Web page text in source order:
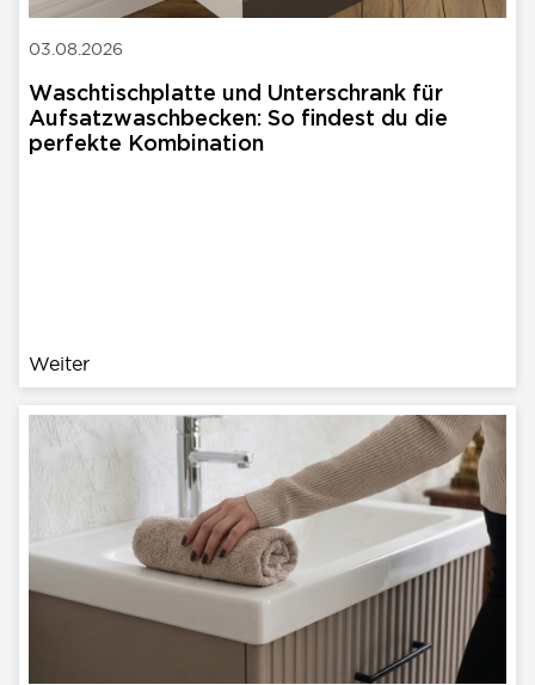
03.08.2026
Waschtischplatte und Unterschrank für
Aufsatzwaschbecken: So findest du die
perfekte Kombination
Weiter